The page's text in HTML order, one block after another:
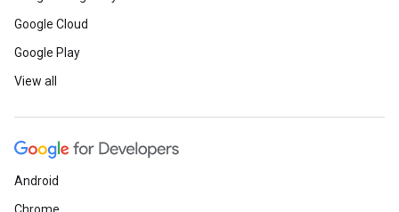
Google Cloud
Google Play
View all
Android